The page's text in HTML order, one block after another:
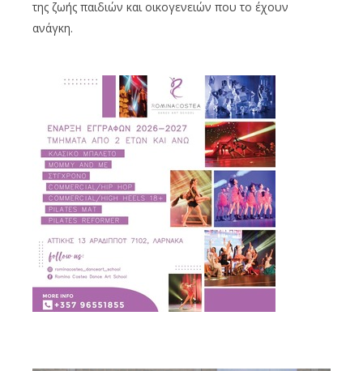
της ζωής παιδιών και οικογενειών που το έχουν
ανάγκη.